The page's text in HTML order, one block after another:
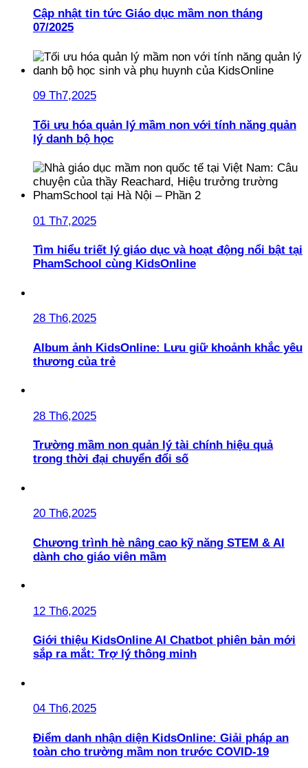
Cập nhật tin tức Giáo dục mầm non tháng
07/2025
09 Th7,2025
Tối ưu hóa quản lý mầm non với tính năng quản
lý danh bộ học
01 Th7,2025
Tìm hiểu triết lý giáo dục và hoạt động nổi bật tại
PhamSchool cùng KidsOnline
28 Th6,2025
Album ảnh KidsOnline: Lưu giữ khoảnh khắc yêu
thương của trẻ
28 Th6,2025
Trường mầm non quản lý tài chính hiệu quả
trong thời đại chuyển đổi số
20 Th6,2025
Chương trình hè nâng cao kỹ năng STEM & AI
dành cho giáo viên mầm
12 Th6,2025
Giới thiệu KidsOnline AI Chatbot phiên bản mới
sắp ra mắt: Trợ lý thông minh
04 Th6,2025
Điểm danh nhận diện KidsOnline: Giải pháp an
toàn cho trường mầm non trước COVID-19